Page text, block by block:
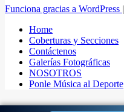
Funciona gracias a WordPress |
Home
Coberturas y Secciones
Contáctenos
Galerías Fotográficas
NOSOTROS
Ponle Música al Deporte